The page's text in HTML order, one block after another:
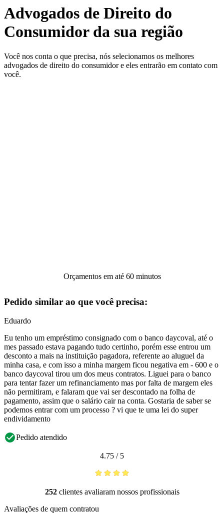
Advogados de Direito do
Consumidor da sua região
Você nos conta o que precisa, nós selecionamos os melhores
advogados de direito do consumidor e eles entrarão em contato com
você.
Orçamentos em até 60 minutos
Pedido similar ao que você precisa:
Eduardo
Eu tenho um empréstimo consignado com o banco daycoval, até o
mes passado estava pagando tudo certinho, porém esse entrou um
desconto a mais na instituição pagadora, referente ao aluguel da
minha casa, e com isso a minha margem ficou negativa em - 600 e o
banco daycoval tirou um dos meus contratos. Liguei para o banco
para tentar fazer um refinanciamento mas por falta de margem eles
não permitiram, e falaram que vai ser descontado na folha de
pagamento, assim que o salário cair na conta. Gostaria de saber se
podemos entrar com um processo ? vi que te uma lei do super
endividamento
Pedido atendido
4.75 / 5
252clientes avaliaram nossos profissionais
Avaliações de quem contratou